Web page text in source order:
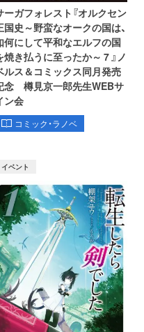
ーガフォレスト『オルクセン
国史～野蛮なオークの国は、
何にして平和なエルフの国
焼き払うに至ったか～ 7 』ノ
ルス＆コミックス同月発売
念 樽見京一郎先生WEBサ
ン会
コミック・ラノベ
イベント